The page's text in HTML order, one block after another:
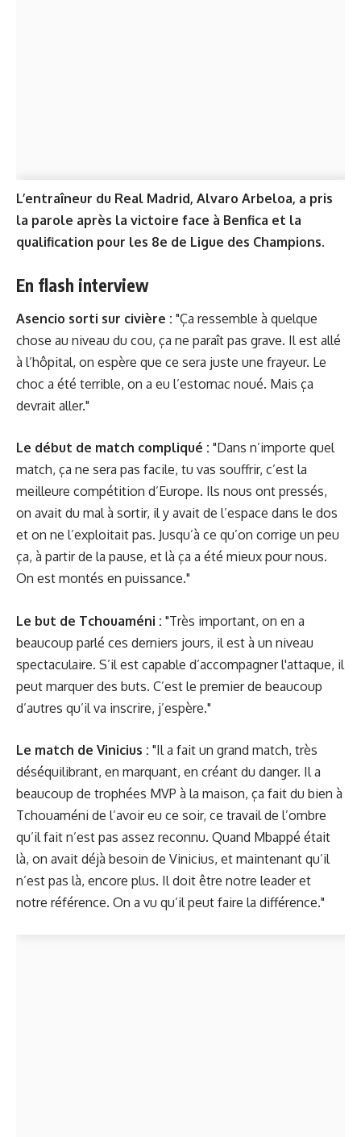
L’entraîneur du Real Madrid, Alvaro Arbeloa, a pris
la parole après la victoire face à Benfica et la
qualification pour les 8e de Ligue des Champions.
En flash interview
Asencio sorti sur civière : "Ça ressemble à quelque
chose au niveau du cou, ça ne paraît pas grave. Il est allé
à l’hôpital, on espère que ce sera juste une frayeur. Le
choc a été terrible, on a eu l’estomac noué. Mais ça
devrait aller."
Le début de match compliqué : "Dans n’importe quel
match, ça ne sera pas facile, tu vas souffrir, c’est la
meilleure compétition d’Europe. Ils nous ont pressés,
on avait du mal à sortir, il y avait de l’espace dans le dos
et on ne l’exploitait pas. Jusqu’à ce qu’on corrige un peu
ça, à partir de la pause, et là ça a été mieux pour nous.
On est montés en puissance."
Le but de Tchouaméni : "Très important, on en a
beaucoup parlé ces derniers jours, il est à un niveau
spectaculaire. S’il est capable d’accompagner l'attaque, il
peut marquer des buts. C’est le premier de beaucoup
d’autres qu’il va inscrire, j’espère."
Le match de Vinicius : "Il a fait un grand match, très
déséquilibrant, en marquant, en créant du danger. Il a
beaucoup de trophées MVP à la maison, ça fait du bien à
Tchouaméni de l’avoir eu ce soir, ce travail de l’ombre
qu’il fait n’est pas assez reconnu. Quand Mbappé était
là, on avait déjà besoin de Vinicius, et maintenant qu’il
n’est pas là, encore plus. Il doit être notre leader et
notre référence. On a vu qu’il peut faire la différence."